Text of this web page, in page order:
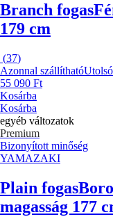
Branch fogas
179 cm
(37)
Azonnal szállítható
55 090 Ft
Kosárba
Kosárba
egyéb változatok
Premium
Bizonyított minőség
YAMAZAKI
Plain fogas
magasság 177